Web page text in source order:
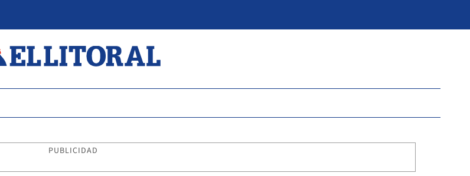
PUBLICIDAD